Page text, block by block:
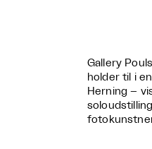
Gallery
holder til i
Herning –